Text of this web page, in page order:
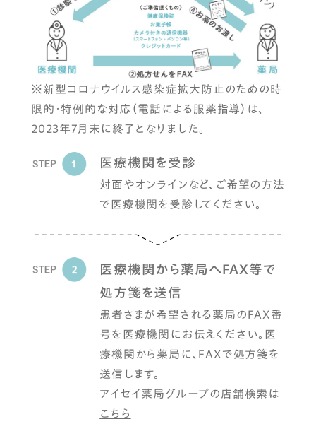
※新型コロナウイルス感染症拡大防止のための時
限的・特例的な対応（電話による服薬指導）は、
2023年7月末に終了となりました。
医療機関を受診
対面やオンラインなど、ご希望の方法
で医療機関を受診してください。
医療機関から薬局へFAX等で
処方箋を送信
患者さまが希望される薬局のFAX番
号を医療機関にお伝えください。医
療機関から薬局に、FAXで処方箋を
送信します。
アイセイ薬局グループの店舗検索は
こちら